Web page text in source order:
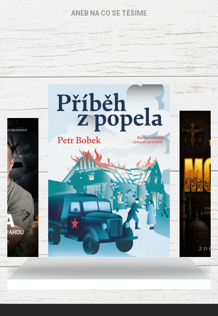
ANEB NA CO SE TĚŠÍME